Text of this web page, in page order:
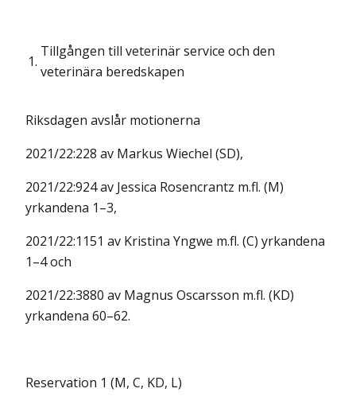
1.
Tillgången till veterinär service och den
veterinära beredskapen
Riksdagen avslår motionerna
2021/22:228 av Markus Wiechel (SD),
2021/22:924 av Jessica Rosencrantz m.fl. (M)
yrkandena 1–3,
2021/22:1151 av Kristina Yngwe m.fl. (C) yrkandena
1–4 och
2021/22:3880 av Magnus Oscarsson m.fl. (KD)
yrkandena 60–62.
Reservation 1 (M, C, KD, L)